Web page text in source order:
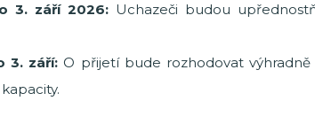
3. září 2026:Uchazeči budou
3. září: O přijetí bude rozhodovat